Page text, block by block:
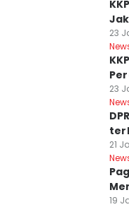
23
23
21
19